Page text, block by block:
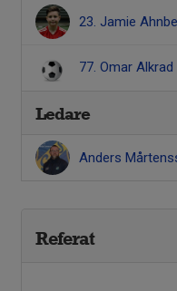
23. Jamie
77. Omar Alkrad
Ledare
Anders
Referat